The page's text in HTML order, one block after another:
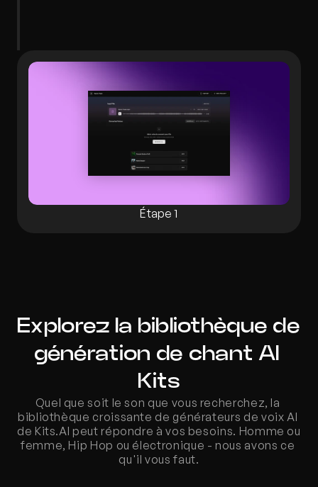
Étape 1
Explorez la bibliothèque de
génération de chant AI
Kits
Quel que soit le son que vous recherchez, la
bibliothèque croissante de générateurs de voix AI
de Kits.AI peut répondre à vos besoins. Homme ou
femme, Hip Hop ou électronique - nous avons ce
qu'il vous faut.